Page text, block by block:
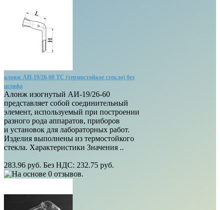
алонж АИ-19/26-60 ТС (термостойкое стекло) без
шлифа
Алонж изогнутый АИ-19/26-60
представляет собой соединительный
элемент, используемый при построении
разного рода аппаратов, приборов
и установок для лабораторных работ.
Изделия выполнены из термостойкого
стекла. Характеристики Значения ..
283.96 руб. Без НДС: 232.75 руб.